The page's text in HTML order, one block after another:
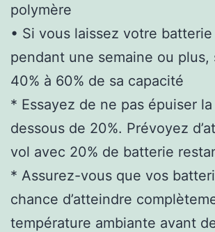
polymère
• Si vous laissez votre
pendant une semaine ou plus,
40% à 60% de sa capacité
* Essayez de ne pas épuiser
dessous de 20%. Prévoyez
vol avec 20% de batterie
* Assurez-vous que vos
chance d’atteindre
température ambiante avant